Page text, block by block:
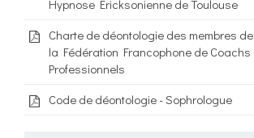
Hypnose Ericksonienne de Toulouse
Charte de déontologie des membres de
la Fédération Francophone de Coachs
Professionnels
Code de déontologie - Sophrologue